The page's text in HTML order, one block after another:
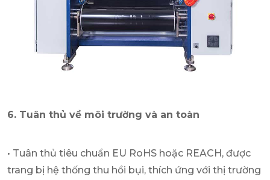
6. Tuân thủ về môi trường và an toàn
• Tuân thủ tiêu chuẩn EU RoHS hoặc REACH, được
trang bị hệ thống thu hồi bụi, thích ứng với thị trường